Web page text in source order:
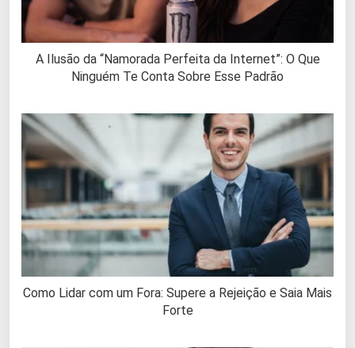
A Ilusão da “Namorada Perfeita da Internet”: O Que
Ninguém Te Conta Sobre Esse Padrão
Como Lidar com um Fora: Supere a Rejeição e Saia Mais
Forte